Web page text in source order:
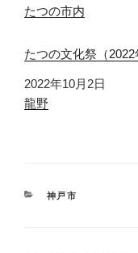
関連理由
たつの市内
たつの文化祭（2022
日付
2022年10月2日
関連理由
龍野
カ
神戸市